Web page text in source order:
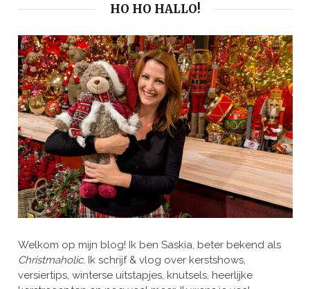
HO HO HALLO!
Welkom op mijn blog! Ik ben Saskia, beter bekend als
Christmaholic. Ik schrijf & vlog over kerstshows,
versiertips, winterse uitstapjes, knutsels, heerlijke